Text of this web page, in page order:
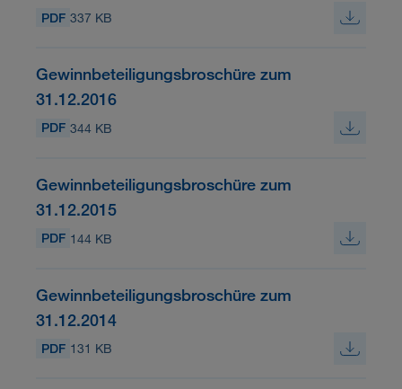
PDF 337 KB
Gewinnbeteiligungsbroschüre zum
31.12.2016
PDF 344 KB
Gewinnbeteiligungsbroschüre zum
31.12.2015
PDF 144 KB
Gewinnbeteiligungsbroschüre zum
31.12.2014
PDF 131 KB